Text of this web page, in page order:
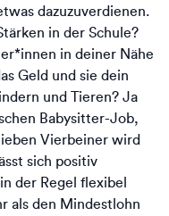
dazuzuverdienen.
in der Schule?
in deiner Nähe
Geld und sie dein
und Tieren? Ja
Babysitter-Job,
Vierbeiner wird
sich positiv
der Regel flexibel
als den Mindestlohn